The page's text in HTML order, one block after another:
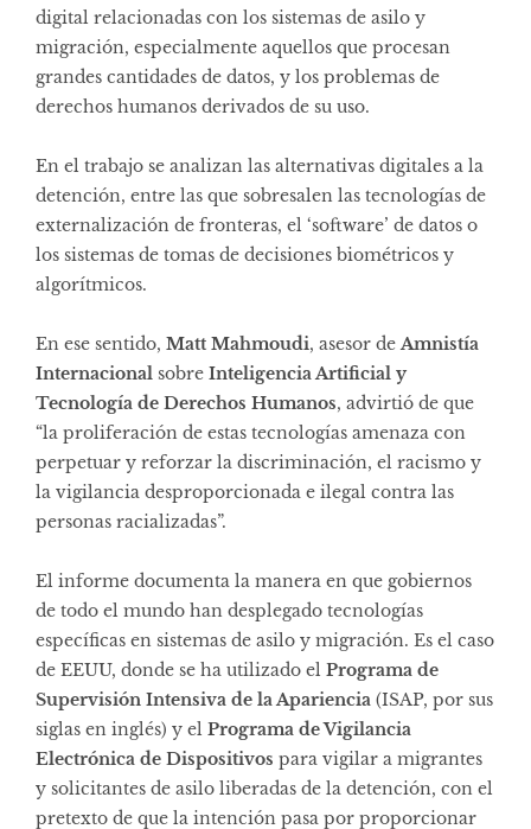
digital relacionadas con los sistemas de asilo y
migración, especialmente aquellos que procesan
grandes cantidades de datos, y los problemas de
derechos humanos derivados de su uso.
En el trabajo se analizan las alternativas digitales a la
detención, entre las que sobresalen las tecnologías de
externalización de fronteras, el ‘software’ de datos o
los sistemas de tomas de decisiones biométricos y
algorítmicos.
En ese sentido, Matt Mahmoudi, asesor de Amnistía
Internacional sobre Inteligencia Artificial y
Tecnología de Derechos Humanos, advirtió de que
“la proliferación de estas tecnologías amenaza con
perpetuar y reforzar la discriminación, el racismo y
la vigilancia desproporcionada e ilegal contra las
personas racializadas”.
El informe documenta la manera en que gobiernos
de todo el mundo han desplegado tecnologías
específicas en sistemas de asilo y migración. Es el caso
de EEUU, donde se ha utilizado el Programa de
Supervisión Intensiva de la Apariencia (ISAP, por sus
siglas en inglés) y el Programa de Vigilancia
Electrónica de Dispositivos para vigilar a migrantes
y solicitantes de asilo liberadas de la detención, con el
pretexto de que la intención pasa por proporcionar